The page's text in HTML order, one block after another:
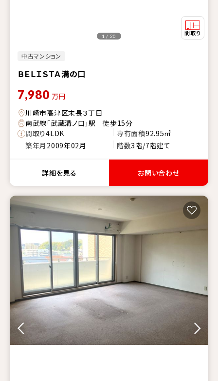
中古マンション
ＢＥＬＩＳＴＡ溝の口
1 / 20
7,980 万円
川崎市高津区末長３丁目
南武線「武蔵溝ノ口」駅 徒歩15分
間取り4LDK 専有面積92.95㎡
築年月 2009年02月 階数3階/7階建て
詳細を見る お問い合わせ